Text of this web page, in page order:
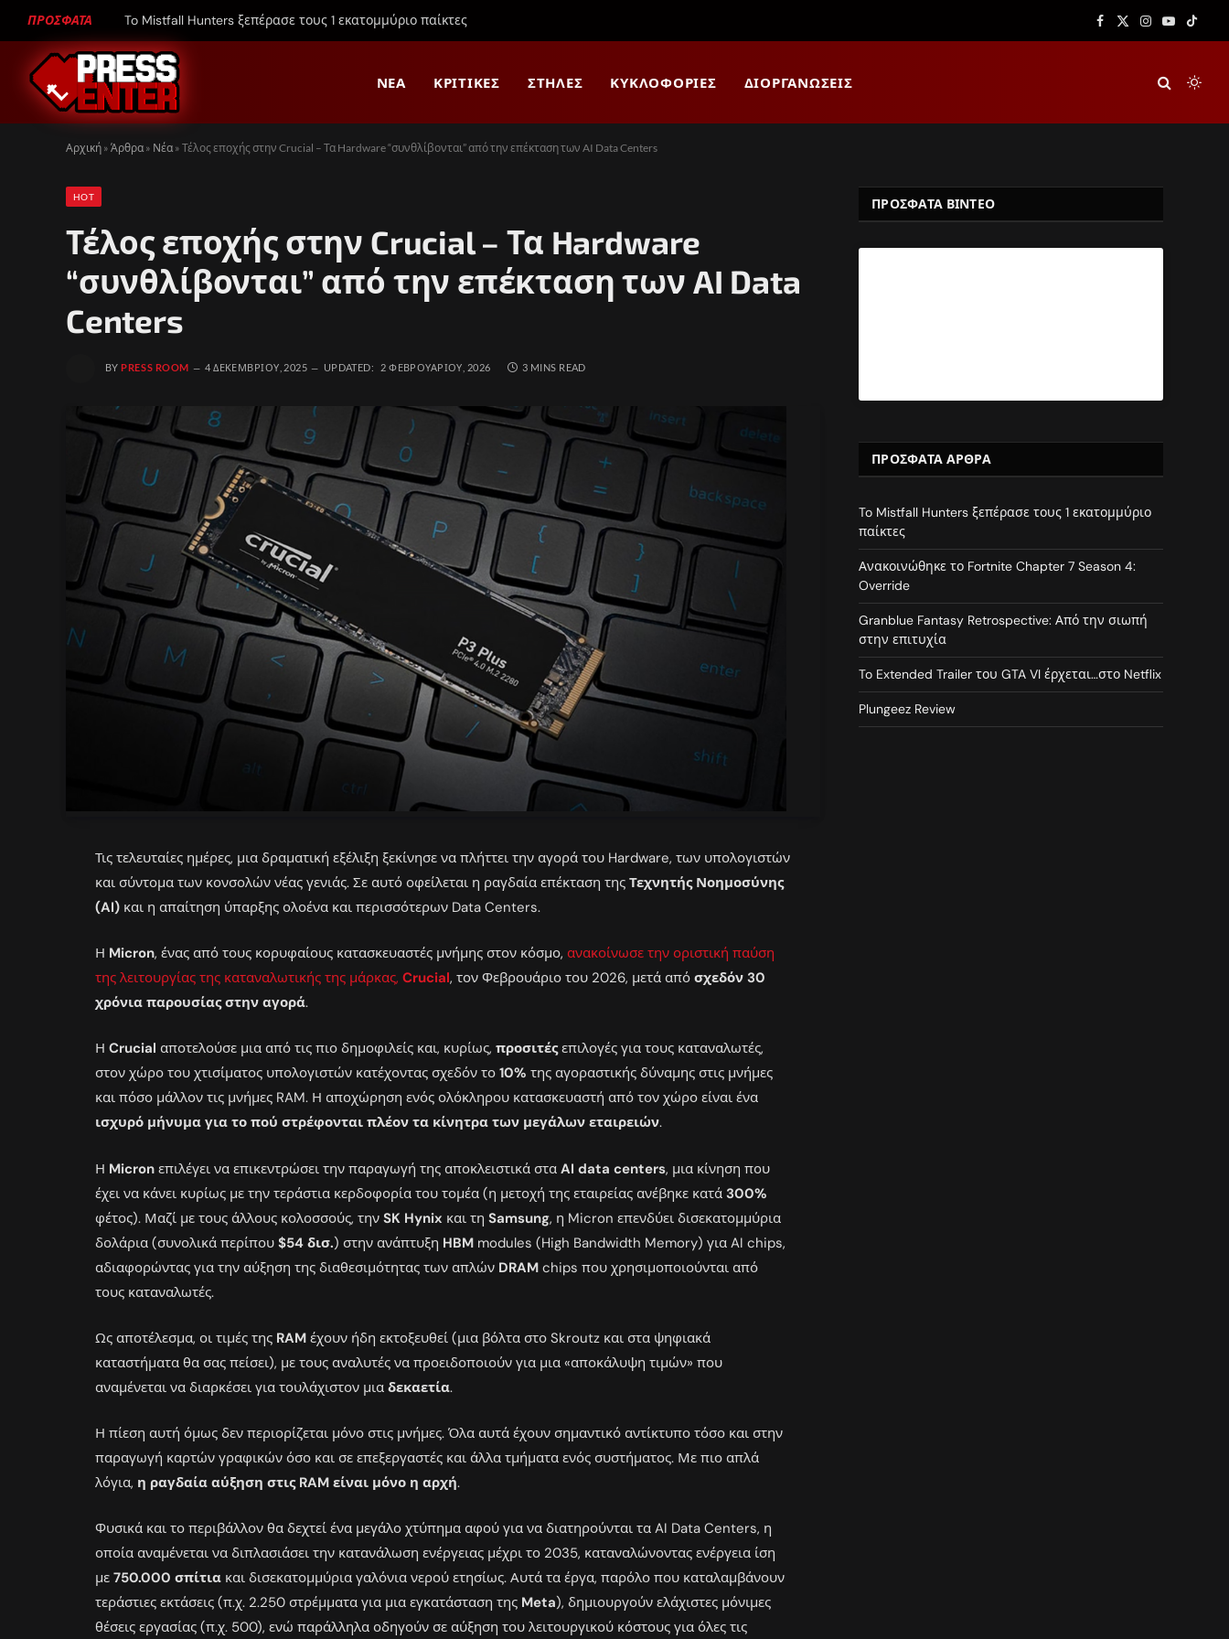
ΠΡΟΣΦΑΤΑ To Mistfall Hunters ξεπέρασε τους 1 εκατομμύριο παίκτες Facebook
X
Instagram
YouTube
TikTok
ΝΈΑ ΚΡΙΤΙΚΈΣ ΣΤΉΛΕΣ ΚΥΚΛΟΦΟΡΊΕΣ ΔΙΟΡΓΑΝΏΣΕΙΣ
Αρχική » Άρθρα » Νέα » Τέλος εποχής στην Crucial – Τα Hardware “συνθλίβονται” από την επέκταση των AI Data Centers
HOT
Τέλος εποχής στην Crucial – Τα Hardware
“συνθλίβονται” από την επέκταση των AI Data
Centers
BY PRESS ROOM 4 ΔΕΚΕΜΒΡΊΟΥ, 2025 UPDATED: 2 ΦΕΒΡΟΥΑΡΊΟΥ, 2026 3 MINS READ
Τις τελευταίες ημέρες, μια δραματική εξέλιξη ξεκίνησε να πλήττει την αγορά του Hardware, των υπολογιστών
και σύντομα των κονσολών νέας γενιάς. Σε αυτό οφείλεται η ραγδαία επέκταση τηςΤεχνητής Νοημοσύνης
(AI) και η απαίτηση ύπαρξης ολοένα και περισσότερων Data Centers.
Η Micron, ένας από τους κορυφαίους κατασκευαστές μνήμης στον κόσμο, ανακοίνωσε την οριστική παύση
της λειτουργίας της καταναλωτικής της μάρκας,Crucial, τον Φεβρουάριο του 2026, μετά απόσχεδόν 30
χρόνια παρουσίας στην αγορά.
ΗCrucial αποτελούσε μια από τις πιο δημοφιλείς και, κυρίως,προσιτέςεπιλογές για τους καταναλωτές,
στον χώρο του χτισίματος υπολογιστών κατέχοντας σχεδόν το10% της αγοραστικής δύναμης στις μνήμες
και πόσο μάλλον τις μνήμες RAM. Η αποχώρηση ενός ολόκληρου κατασκευαστή από τον χώρο είναι ένα
ισχυρό μήνυμα για το πού στρέφονται πλέον τα κίνητρα των μεγάλων εταιρειών.
Η Micron επιλέγει να επικεντρώσει την παραγωγή της αποκλειστικά σταAI data centers, μια κίνηση που
έχει να κάνει κυρίως με την τεράστια κερδοφορία του τομέα (η μετοχή της εταιρείας ανέβηκε κατά300%
φέτος). Μαζί με τους άλλους κολοσσούς, τηνSK Hynix και τηSamsung, η Micron επενδύει δισεκατομμύρια
δολάρια (συνολικά περίπου$54 δισ.) στην ανάπτυξη HBM modules (High Bandwidth Memory) για AI chips,
αδιαφορώντας για την αύξηση της διαθεσιμότητας των απλών DRAM chips που χρησιμοποιούνται από
τους καταναλωτές.
Ως αποτέλεσμα, οι τιμές της RAM έχουν ήδη εκτοξευθεί (μια βόλτα στο Skroutz και στα ψηφιακά
καταστήματα θα σας πείσει), με τους αναλυτές να προειδοποιούν για μια «αποκάλυψη τιμών» που
αναμένεται να διαρκέσει για τουλάχιστον μιαδεκαετία.
Η πίεση αυτή όμως δεν περιορίζεται μόνο στις μνήμες. Όλα αυτά έχουν σημαντικό αντίκτυπο τόσο και στην
παραγωγή καρτών γραφικών όσο και σε επεξεργαστές και άλλα τμήματα ενός συστήματος. Με πιο απλά
λόγια, η ραγδαία αύξηση στις RAM είναι μόνο η αρχή.
Φυσικά και το περιβάλλον θα δεχτεί ένα μεγάλο χτύπημα αφού για να διατηρούνται τα AI Data Centers, η
οποία αναμένεται να διπλασιάσει την κατανάλωση ενέργειας μέχρι το 2035, καταναλώνοντας ενέργεια ίση
με750.000 σπίτια και δισεκατομμύρια γαλόνια νερού ετησίως. Αυτά τα έργα, παρόλο που καταλαμβάνουν
τεράστιες εκτάσεις (π.χ. 2.250 στρέμματα για μια εγκατάσταση της Meta), δημιουργούν ελάχιστες μόνιμες
θέσεις εργασίας (π.χ. 500), ενώ παράλληλα οδηγούν σε αύξηση του λειτουργικού κόστους για όλες τις
ΠΡΟΣΦΑΤΑ ΒΙΝΤΕΟ
ΠΡΌΣΦΑΤΑ ΆΡΘΡΑ
To Mistfall Hunters ξεπέρασε τους 1 εκατομμύριο
παίκτες
Ανακοινώθηκε το Fortnite Chapter 7 Season 4:
Override
Granblue Fantasy Retrospective: Από την σιωπή
στην επιτυχία
To Extended Trailer του GTA VI έρχεται…στο Netflix
Plungeez Review